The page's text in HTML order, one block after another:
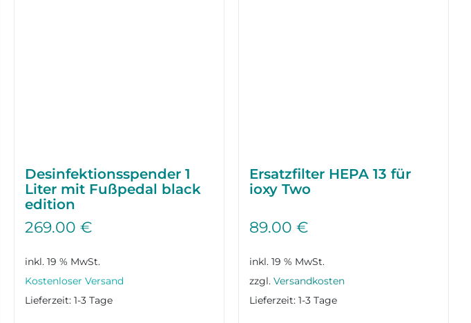
Desinfektions­spender 1
Liter mit Fußpedal black
edition
269.00 €
inkl. 19 % MwSt.
Lieferzeit: 1-3 Tage
Ersatzfilter HEPA 13 für
ioxy Two
89.00 €
inkl. 19 % MwSt.
zzgl. Versandkosten
Lieferzeit: 1-3 Tage